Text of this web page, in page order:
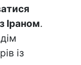
Іраном.
із